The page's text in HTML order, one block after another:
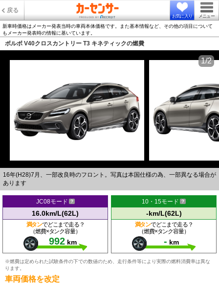
戻る
お気に入り メニュー
新車時価格はメーカー発表当時の車両本体価格です。また基本情報など、その他の項目について
もメーカー発表時の情報に基いています。
ボルボ V40クロスカントリー T3 キネティックの燃費
16年(H28)7月、一部改良時のフロント。写真は本国仕様の為、一部異なる場合が
あります
1/2
JC08モード
16.0km/L(62L)
満タンでどこまで走る？
（燃費×タンク容量）
992 km
10・15モード
-km/L(62L)
満タンでどこまで走る？
（燃費×タンク容量）
- km
※燃費は定められた試験条件の下での数値のため、走行条件等により実際の燃料消費率は異な
ります。
車両価格を改定